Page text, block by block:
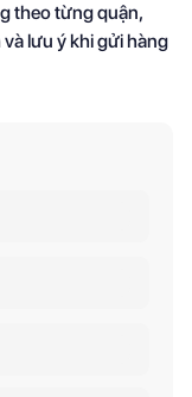
theo từng quận,
lưu ý khi gửi hàng